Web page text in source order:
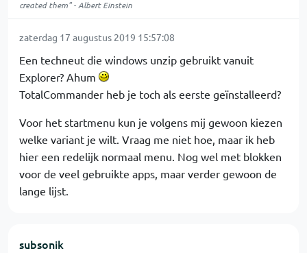
created them" - Albert Einstein
zaterdag 17 augustus 2019 15:57:08
Een techneut die windows unzip gebruikt vanuit
Explorer? Ahum
TotalCommander heb je toch als eerste geïnstalleerd?
Voor het startmenu kun je volgens mij gewoon kiezen
welke variant je wilt. Vraag me niet hoe, maar ik heb
hier een redelijk normaal menu. Nog wel met blokken
voor de veel gebruikte apps, maar verder gewoon de
lange lijst.
subsonik